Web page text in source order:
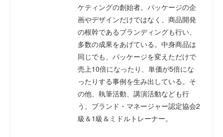
ケティングの創始者。パッケージの企
画やデザインだけではなく、商品開発
の根幹であるブランディングも行い、
多数の成果をあげている。中身商品は
同じでも、パッケージを変えただけで
売上10倍になったり、単価が5倍にな
ったりする事例を生み出している。そ
の他、執筆活動、講演活動なども行
う。ブランド・マネージャー認定協会2
級＆1級＆ミドルトレーナー。